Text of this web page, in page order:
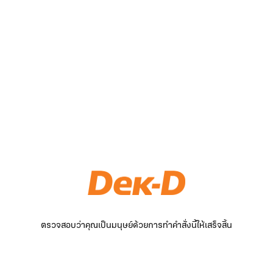
ตรวจสอบว่าคุณเป็นมนุษย์ด้วยการทำคำสั่งนี้ให้เสร็จสิ้น